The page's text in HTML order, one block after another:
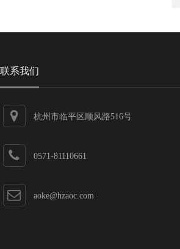
联系我们
杭州市临平区顺风路516号
0571-81110661
aoke@hzaoc.com